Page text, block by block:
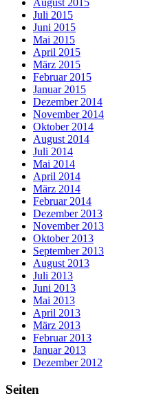
August 2015
Juli 2015
Juni 2015
Mai 2015
April 2015
März 2015
Februar 2015
Januar 2015
Dezember 2014
November 2014
Oktober 2014
August 2014
Juli 2014
Mai 2014
April 2014
März 2014
Februar 2014
Dezember 2013
November 2013
Oktober 2013
September 2013
August 2013
Juli 2013
Juni 2013
Mai 2013
April 2013
März 2013
Februar 2013
Januar 2013
Dezember 2012
Seiten